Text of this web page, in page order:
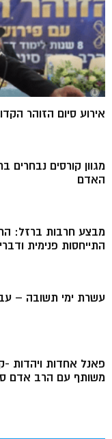
אירוע סיום הזוהר
מגוון קורסים נבחרים
האדם
מבצע חרבות ברזל:
התייחסות פנימית
עשרת ימי תשובה –
פאנל אחדות ויהדות -
משותף עם הרב אדם